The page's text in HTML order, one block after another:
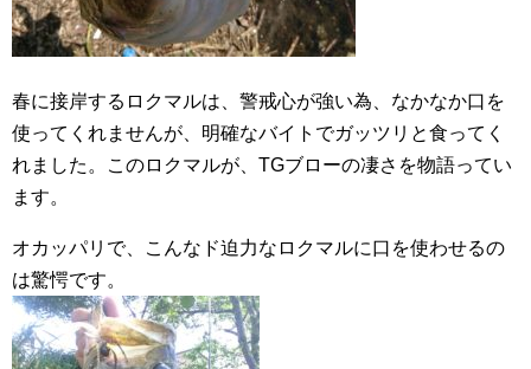
春に接岸するロクマルは、警戒心が強い為、なかなか口を
使ってくれませんが、明確なバイトでガッツリと食ってく
れました。このロクマルが、TGブローの凄さを物語ってい
ます。
オカッパリで、こんなド迫力なロクマルに口を使わせるの
は驚愕です。